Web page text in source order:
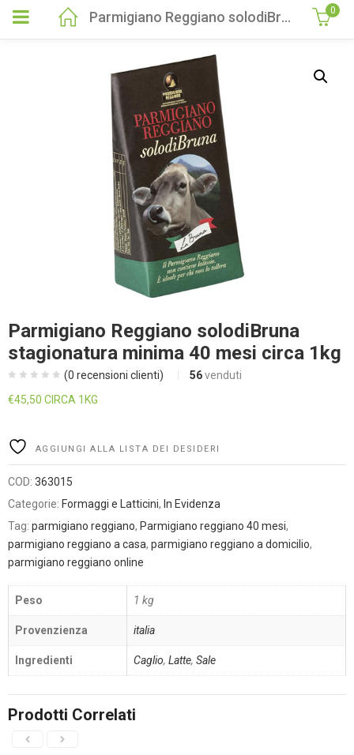
Parmigiano Reggiano solodiBruna stagionatura minima 40 mesi circa 1kg 0
Parmigiano Reggiano solodiBruna
stagionatura minima 40 mesi circa 1kg
(0 recensioni clienti) 56 venduti
€45,50 CIRCA 1KG
Alternative:
AGGIUNGI ALLA LISTA DEI DESIDERI
COD: 363015
Categorie: Formaggi e Latticini, In Evidenza
Tag: parmigiano reggiano, Parmigiano reggiano 40 mesi,
parmigiano reggiano a casa, parmigiano reggiano a domicilio,
parmigiano reggiano online
Peso 1 kg
Provenzienza italia
Ingredienti Caglio, Latte, Sale
Prodotti Correlati